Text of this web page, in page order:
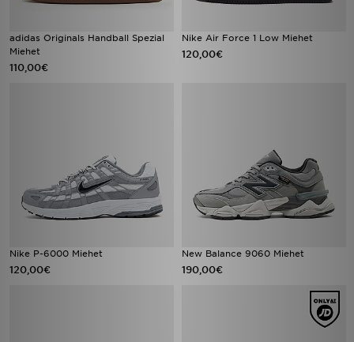
adidas Originals Handball Spezial
Miehet
110,00€
Nike Air Force 1 Low Miehet
120,00€
Nike P-6000 Miehet
120,00€
New Balance 9060 Miehet
190,00€